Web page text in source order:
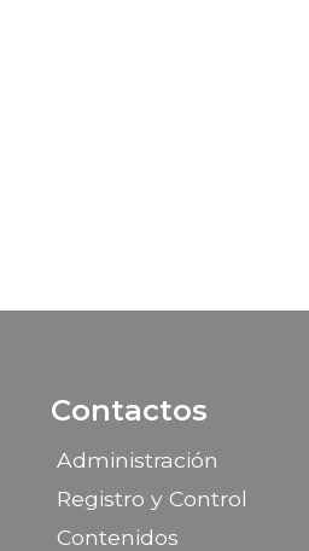
Contactos
Administración
Registro y Control
Contenidos